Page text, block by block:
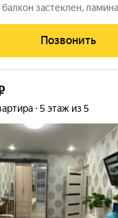
застеклен,
сума в договоре.Быстры
Позвонить
5 этаж из 5